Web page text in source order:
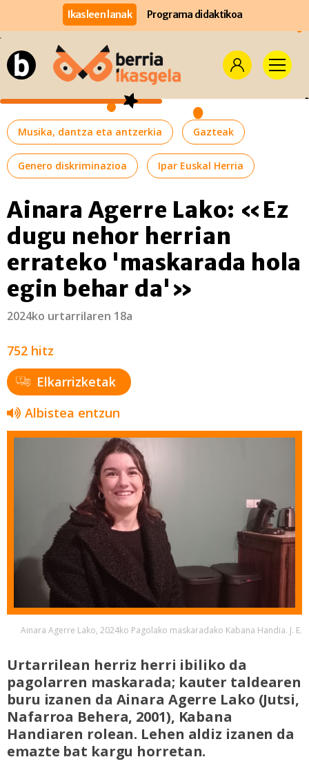
Ikasleen lanak Programa didaktikoa
Musika, dantza eta antzerkia Gazteak
Genero diskriminazioa Ipar Euskal Herria
Ainara Agerre Lako: «Ez
dugu nehor herrian
errateko 'maskarada hola
egin behar da'»
2024ko urtarrilaren 18a
752 hitz
Elkarrizketak
Albistea entzun
Ainara Agerre Lako, 2024ko Pagolako maskaradako Kabana Handia. J. E.
Urtarrilean herriz herri ibiliko da
pagolarren maskarada; kauter taldearen
buru izanen da Ainara Agerre Lako (Jutsi,
Nafarroa Behera, 2001), Kabana
Handiaren rolean. Lehen aldiz izanen da
emazte bat kargu horretan.